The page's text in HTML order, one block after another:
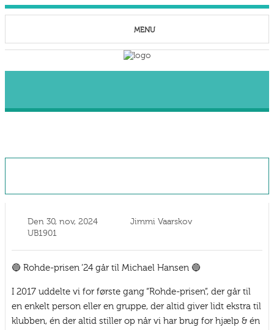
MENU
Den 30, nov, 2024
Jimmi Vaarskov
UB1901
🔵 Rohde-prisen ’24 går til Michael Hansen 🔵
I 2017 uddelte vi for første gang “Rohde-prisen”, der går til
en enkelt person eller en gruppe, der altid giver lidt ekstra til
klubben, én der altid stiller op når vi har brug for hjælp & én